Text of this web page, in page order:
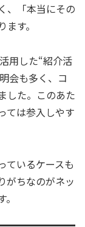
、「本当にその
す。
用した“紹介活
会も多く、コ
した。このあた
ては参入しやす
ているケースも
がちなのがネッ